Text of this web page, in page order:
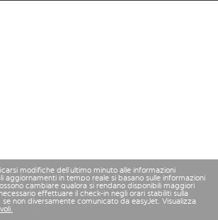
modifiche dell’ultimo minuto alle informazioni
aggiornamenti in tempo reale si basano sulle informazioni
cambiare qualora si rendano disponibili maggiori
effettuare il check-in negli orari stabiliti sulla
non diversamente comunicato da easyJet. Visualizza